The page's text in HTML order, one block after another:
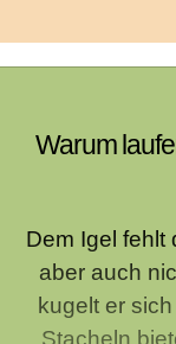
Warum
Dem Igel fehlt
aber auch
kugelt er
Stacheln